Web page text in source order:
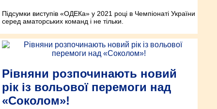
Підсумки виступів «ОДЕКа» у 2021 році в Чемпіонаті України
серед аматорських команд і не тільки.
Рівняни розпочинають новий
рік із вольової перемоги над
«Соколом»!